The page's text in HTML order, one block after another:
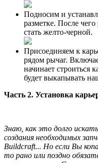
Подносим и
разметке. После
стать желто-черной.
Присоединяем к
рядом рычаг.
начинает строиться
будет выкапывать
Часть 2. Установка
Знаю, как это долго
создания необходимых
Buildcraft... Но если Вы
то рано или поздно